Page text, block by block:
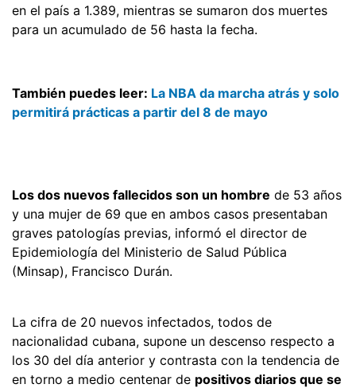
en el país a 1.389, mientras se sumaron dos muertes
para un acumulado de 56 hasta la fecha.
También puedes leer: La NBA da marcha atrás y solo
permitirá prácticas a partir del 8 de mayo
Los dos nuevos fallecidos son un hombre de 53 años
y una mujer de 69 que en ambos casos presentaban
graves patologías previas, informó el director de
Epidemiología del Ministerio de Salud Pública
(Minsap), Francisco Durán.
La cifra de 20 nuevos infectados, todos de
nacionalidad cubana, supone un descenso respecto a
los 30 del día anterior y contrasta con la tendencia de
en torno a medio centenar de positivos diarios que se